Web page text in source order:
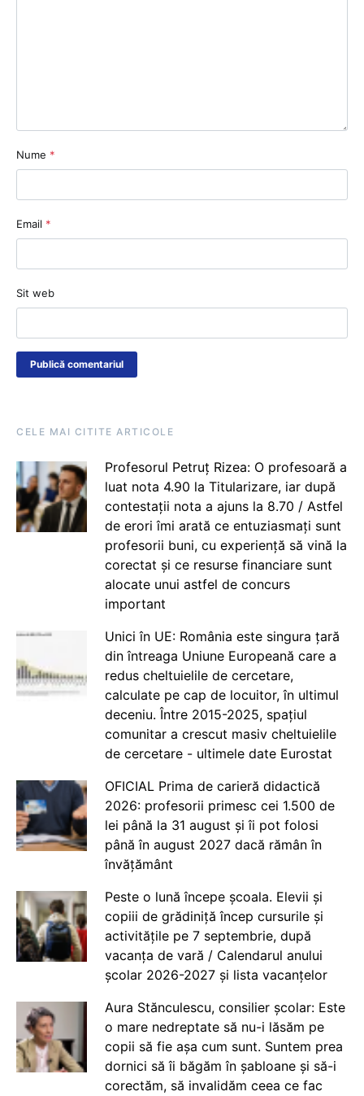
Nume *
Email *
Sit web
CELE MAI CITITE ARTICOLE
Profesorul Petruț Rizea: O profesoară a
luat nota 4.90 la Titularizare, iar după
contestații nota a ajuns la 8.70 / Astfel
de erori îmi arată ce entuziasmați sunt
profesorii buni, cu experiență să vină la
corectat și ce resurse financiare sunt
alocate unui astfel de concurs
important
Unici în UE: România este singura țară
din întreaga Uniune Europeană care a
redus cheltuielile de cercetare,
calculate pe cap de locuitor, în ultimul
deceniu. Între 2015-2025, spațiul
comunitar a crescut masiv cheltuielile
de cercetare - ultimele date Eurostat
OFICIAL Prima de carieră didactică
2026: profesorii primesc cei 1.500 de
lei până la 31 august și îi pot folosi
până în august 2027 dacă rămân în
învățământ
Peste o lună începe școala. Elevii și
copiii de grădiniță încep cursurile și
activitățile pe 7 septembrie, după
vacanța de vară / Calendarul anului
școlar 2026-2027 și lista vacanțelor
Aura Stănculescu, consilier școlar: Este
o mare nedreptate să nu-i lăsăm pe
copii să fie așa cum sunt. Suntem prea
dornici să îi băgăm în șabloane și să-i
corectăm, să invalidăm ceea ce fac